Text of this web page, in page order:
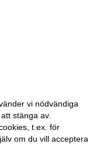
vi nödvändiga
stänga av.
t.ex. för
om du vill acceptera